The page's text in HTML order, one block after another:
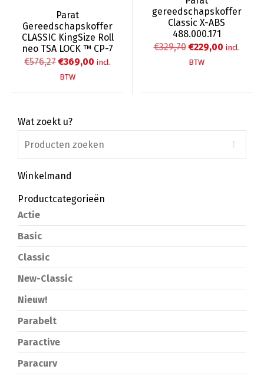
Parat
Gereedschapskoffer
CLASSIC KingSize Roll
neo TSA LOCK ™ CP-7
€576,27Oorspronkelijke
prijs
€369,00 Huidige
incl.
BTW
gereedschapskoffer
Classic X-ABS
488.000.171
€329,70Oorspronkelijke
prijs
€229,00Huidige
incl.
BTW
Wat zoekt u?
Winkelmand
Productcategorieën
Actie
Basic
Classic
New-Classic
Nieuw!
Parabelt
Paractive
Paracurv